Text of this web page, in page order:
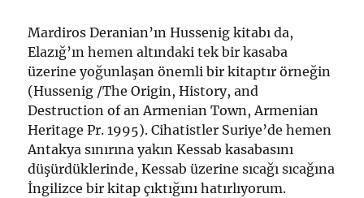
Mardiros Deranian’ın Hussenig kitabı da,
Elazığ’ın hemen altındaki tek bir kasaba
üzerine yoğunlaşan önemli bir kitaptır örneğin
(Hussenig /The Origin, History, and
Destruction of an Armenian Town, Armenian
Heritage Pr. 1995). Cihatistler Suriye’de hemen
Antakya sınırına yakın Kessab kasabasını
düşürdüklerinde, Kessab üzerine sıcağı sıcağına
İngilizce bir kitap çıktığını hatırlıyorum.